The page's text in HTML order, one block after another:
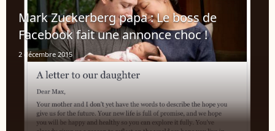
Mark Zuckerberg papa : Le boss de
Facebook fait une annonce choc !
2 décembre 2015